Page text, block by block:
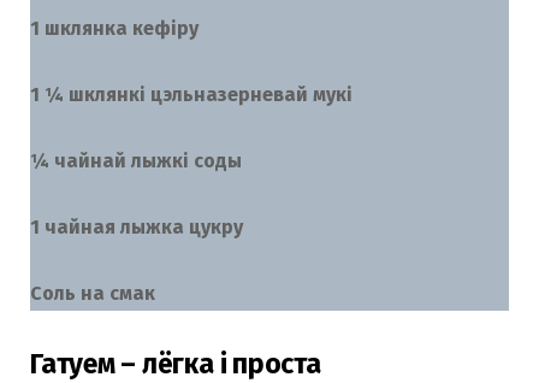
1 шклянка кефіру
1 ¼ шклянкі цэльназерневай мукі
¼ чайнай лыжкі соды
1 чайная лыжка цукру
Соль на смак
Гатуем – лёгка і проста